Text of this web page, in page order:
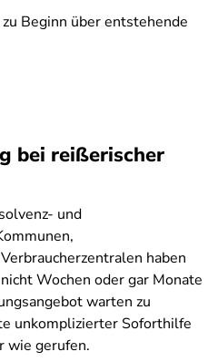
Beginn über entstehende
bei reißerischer
und
haben
Wochen oder gar Monate
warten zu
unkomplizierter Soforthilfe
wie gerufen.